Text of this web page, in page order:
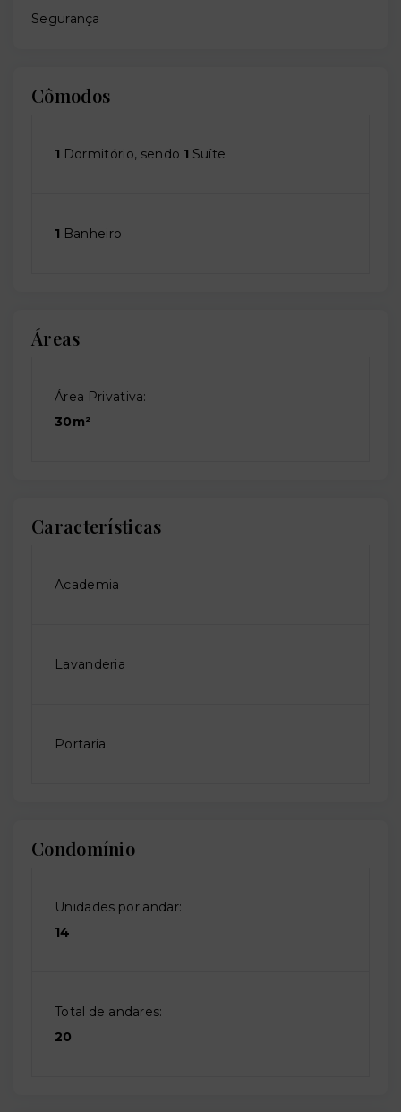
Segurança
Cômodos
1 Dormitório, sendo 1 Suíte
1 Banheiro
Áreas
Área Privativa:
30m²
Características
Academia
Lavanderia
Portaria
Condomínio
Unidades por andar:
14
Total de andares:
20